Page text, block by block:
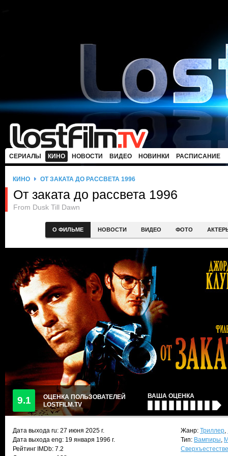
СЕРИАЛЫ КИНО НОВОСТИ ВИДЕО НОВИНКИ РАСПИСАНИЕ
КИНО ОТ ЗАКАТА ДО РАССВЕТА 1996
От заката до рассвета 1996
From Dusk Till Dawn
О ФИЛЬМЕ НОВОСТИ ВИДЕО ФОТО
9.1
ОЦЕНКА ПОЛЬЗОВАТЕЛЕЙ
LOSTFILM.TV
ВАША ОЦЕНКА
Дата выхода ru: 27 июня 2025 г.
Дата выхода eng: 19 января 1996 г.
Рейтинг IMDb: 7.2
Жанр: Триллер,
Тип: Вампиры,